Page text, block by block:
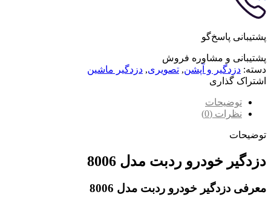
پشتیبانی پاسخ‌گو
پشتیبانی و مشاوره فروش
دسته: دزدگیر و آپشن, تصویری, دزدگیر ماشین
اشتراک گذاری
توضیحات
نظرات (0)
توضیحات
دزدگیر خودرو ردبت مدل 8006
معرفی دزدگیر خودرو ردبت مدل 8006